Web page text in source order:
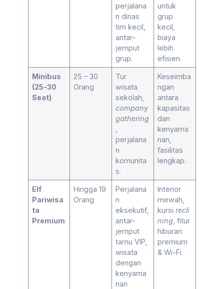
perjalana
n dinas
tim kecil,
antar-
jemput
grup.
untuk
grup
kecil,
biaya
lebih
efisien.
Minibus
(25-30
Seat)
25 – 30
Orang
Tur
wisata
sekolah,
company
gathering
perjalana
n
komunita
s.
Keseimba
ngan
antara
kapasitas
dan
kenyama
nan,
fasilitas
lengkap.
Elf
Pariwisa
ta
Premium
Hingga 19
Orang
Perjalana
n
eksekutif,
antar-
jemput
tamu VIP,
wisata
dengan
kenyama
nan
Interior
mewah,
kursirecli
ning , fitur
hiburan
premium
& Wi-Fi.